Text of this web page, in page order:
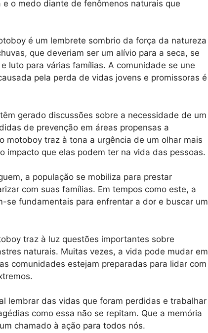
o medo diante de fenômenos naturais que
é um lembrete sombrio da força da natureza
que deveriam ser um alívio para a seca, se
luto para várias famílias. A comunidade se une
pela perda de vidas jovens e promissoras é
gerado discussões sobre a necessidade de um
de prevenção em áreas propensas a
motoboy traz à tona a urgência de um olhar mais
impacto que elas podem ter na vida das pessoas.
a população se mobiliza para prestar
com suas famílias. Em tempos como este, a
se fundamentais para enfrentar a dor e buscar um
traz à luz questões importantes sobre
naturais. Muitas vezes, a vida pode mudar em
comunidades estejam preparadas para lidar com
lembrar das vidas que foram perdidas e trabalhar
como essa não se repitam. Que a memória
chamado à ação para todos nós.